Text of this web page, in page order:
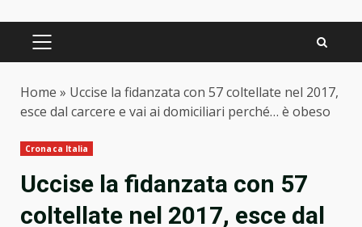
PRIMARY
Home » Uccise la fidanzata con 57 coltellate nel 2017,
esce dal carcere e vai ai domiciliari perché… è obeso
Cronaca Italia
Uccise la fidanzata con 57
coltellate nel 2017, esce dal